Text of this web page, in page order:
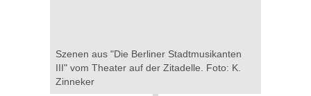
Szenen aus "Die Berliner Stadtmusikanten
III" vom Theater auf der Zitadelle. Foto: K.
Zinneker